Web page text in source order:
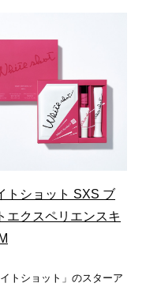
トショット SXS ブ
エクスペリエンスキ
イトショット」のスターア